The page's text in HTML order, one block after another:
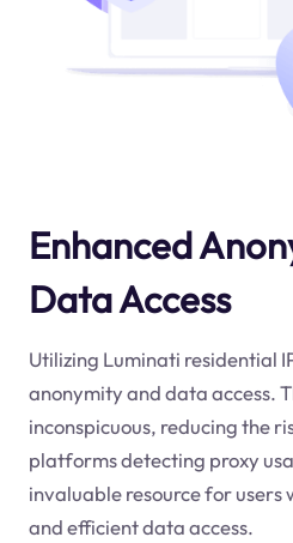
Enhanced
Data Access
Utilizing Luminati residential
anonymity and data access.
inconspicuous, reducing the
platforms detecting proxy
invaluable resource for users
and efficient data access.